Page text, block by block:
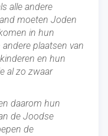
alle andere
moeten Joden
in hun
plaatsen van
en hun
al zo zwaar
daarom hun
de Joodse
de